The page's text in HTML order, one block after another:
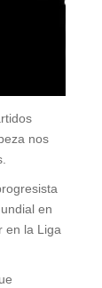
nos
en
en la Liga